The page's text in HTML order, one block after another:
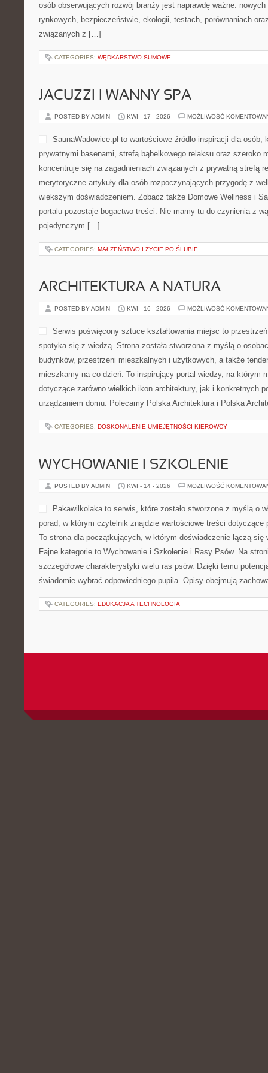
osób obserwujących rozwój branży jest naprawdę ważne:
rynkowych, bezpieczeństwie, ekologii, testach, porównaniach
związanych z […]
CATEGORIES: WĘDKARSTWO SUMOWE
JACUZZI I WANNY SPA
POSTED BY ADMIN KWI - 17 - 2026 MOŻLIWOŚĆ
SaunaWadowice.pl to wartościowe źródło inspiracji dla osób,
prywatnymi basenami, strefą bąbelkowego relaksu oraz szeroko
koncentruje się na zagadnieniach związanych z prywatną strefą
merytoryczne artykuły dla osób rozpoczynających przygodę z
większym doświadczeniem. Zobacz także Domowe Wellness i
portalu pozostaje bogactwo treści. Nie mamy tu do czynienia z
pojedynczym […]
CATEGORIES: MAŁŻEŃSTWO I ŻYCIE PO ŚLUBIE
ARCHITEKTURA A NATURA
POSTED BY ADMIN KWI - 16 - 2026 MOŻLIWOŚĆ
Serwis poświęcony sztuce kształtowania miejsc to
spotyka się z wiedzą. Strona została stworzona z myślą o
budynków, przestrzeni mieszkalnych i użytkowych, a także
mieszkamy na co dzień. To inspirujący portal wiedzy, na którym
dotyczące zarówno wielkich ikon architektury, jak i konkretnych
urządzaniem domu. Polecamy Polska Architektura i Polska
CATEGORIES: DOSKONALENIE UMIEJĘTNOŚCI KIEROWCY
WYCHOWANIE I SZKOLENIE
POSTED BY ADMIN KWI - 14 - 2026 MOŻLIWOŚĆ
Pakawilkolaka to serwis, które zostało stworzone z myślą o
porad, w którym czytelnik znajdzie wartościowe treści dotyczące
To strona dla początkujących, w którym doświadczenie łączą się
Fajne kategorie to Wychowanie i Szkolenie i Rasy Psów. Na
szczegółowe charakterystyki wielu ras psów. Dzięki temu
świadomie wybrać odpowiedniego pupila. Opisy obejmują
CATEGORIES: EDUKACJA A TECHNOLOGIA